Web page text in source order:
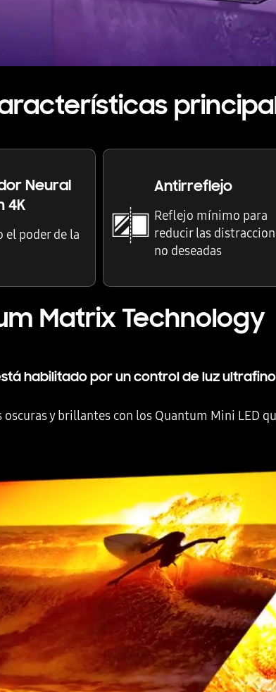
Neural
4K
el poder de la
Antirreflejo
Reflejo mínimo para
reducir las
no deseadas
Matrix Technology
habilitado por un control de luz ultrafino
y brillantes con los Quantum Mini LED